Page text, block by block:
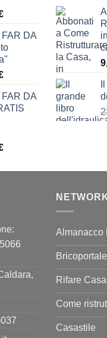
Il
attuale
è:
19,90€.
DA
Il
attuale
è:
DA
Il
attuale
Almanacco
Bricoportale
Rifare Casa
Come
Casastile